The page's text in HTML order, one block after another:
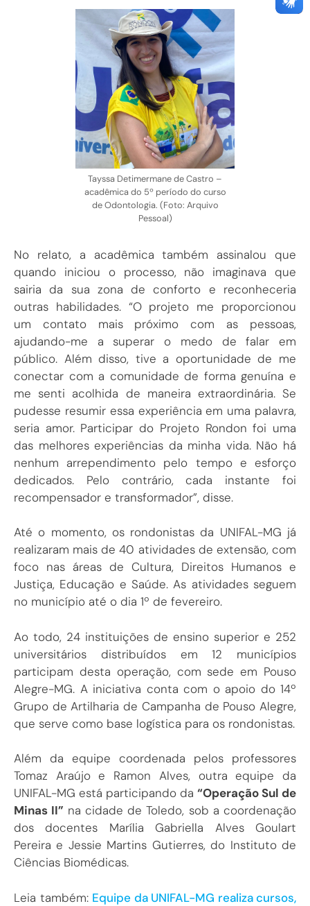
Tayssa Detimermane de Castro –
acadêmica do 5º período do curso
de Odontologia. (Foto: Arquivo
Pessoal)
No relato, a acadêmica também assinalou que
quando iniciou o processo, não imaginava que
sairia da sua zona de conforto e reconheceria
outras habilidades. “O projeto me proporcionou
um contato mais próximo com as pessoas,
ajudando-me a superar o medo de falar em
público. Além disso, tive a oportunidade de me
conectar com a comunidade de forma genuína e
me senti acolhida de maneira extraordinária. Se
pudesse resumir essa experiência em uma palavra,
seria amor. Participar do Projeto Rondon foi uma
das melhores experiências da minha vida. Não há
nenhum arrependimento pelo tempo e esforço
dedicados. Pelo contrário, cada instante foi
recompensador e transformador”, disse.
Até o momento, os rondonistas da UNIFAL-MG já
realizaram mais de 40 atividades de extensão, com
foco nas áreas de Cultura, Direitos Humanos e
Justiça, Educação e Saúde. As atividades seguem
no município até o dia 1º de fevereiro.
Ao todo, 24 instituições de ensino superior e 252
universitários distribuídos em 12 municípios
participam desta operação, com sede em Pouso
Alegre-MG. A iniciativa conta com o apoio do 14º
Grupo de Artilharia de Campanha de Pouso Alegre,
que serve como base logística para os rondonistas.
Além da equipe coordenada pelos professores
Tomaz Araújo e Ramon Alves, outra equipe da
UNIFAL-MG está participando da “Operação Sul de
Minas II” na cidade de Toledo, sob a coordenação
dos docentes Marília Gabriella Alves Goulart
Pereira e Jessie Martins Gutierres, do Instituto de
Ciências Biomédicas.
Leia também: Equipe da UNIFAL-MG realiza cursos,